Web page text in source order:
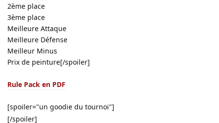
2ème place
3ème place
Meilleure Attaque
Meilleure Défense
Meilleur Minus
Prix de peinture[/spoiler]
Rule Pack en PDF
[spoiler="un goodie du tournoi"]
[/spoiler]